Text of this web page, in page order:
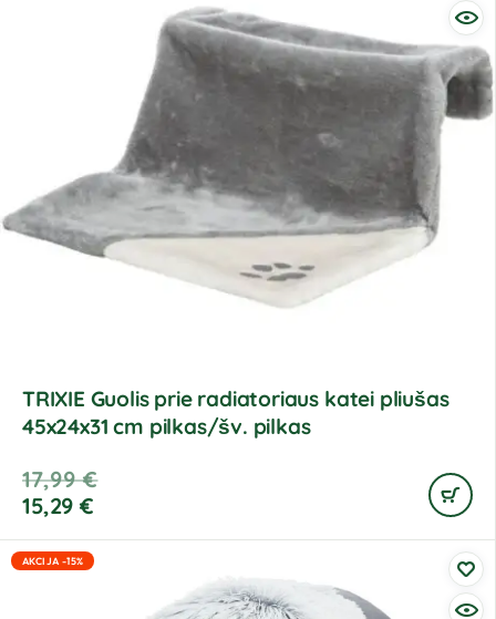
TRIXIE Guolis prie radiatoriaus katei pliušas
45x24x31 cm pilkas/šv. pilkas
17,99€
15,29 €
AKCIJA -15%